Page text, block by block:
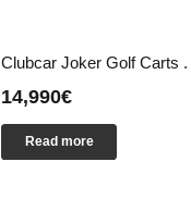
Clubcar Joker Golf Carts
14,990€
Read more